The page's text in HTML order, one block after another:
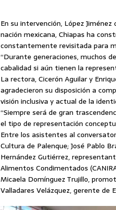
En su intervención, López
nación mexicana, Chiapas ha
constantemente revisitada para
“Durante generaciones, muchos
cabalidad si aún tienen la
La rectora, Cicerón Aguilar y
agradecieron su disposición a
visión inclusiva y actual de la
“Siempre será de gran
el tipo de representación
Entre los asistentes al
Cultura de Palenque; José Pablo
Hernández Gutiérrez,
Alimentos Condimentados
Micaela Domínguez Trujillo,
Valladares Velázquez, gerente de